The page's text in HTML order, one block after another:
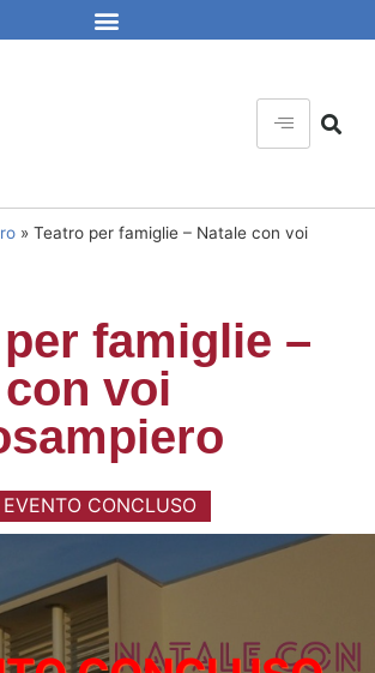
» Teatro per famiglie – Natale con voi
famiglie –
voi
EVENTO CONCLUSO